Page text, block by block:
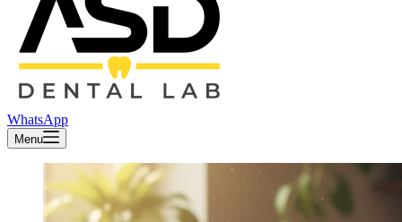
WhatsApp
Menu